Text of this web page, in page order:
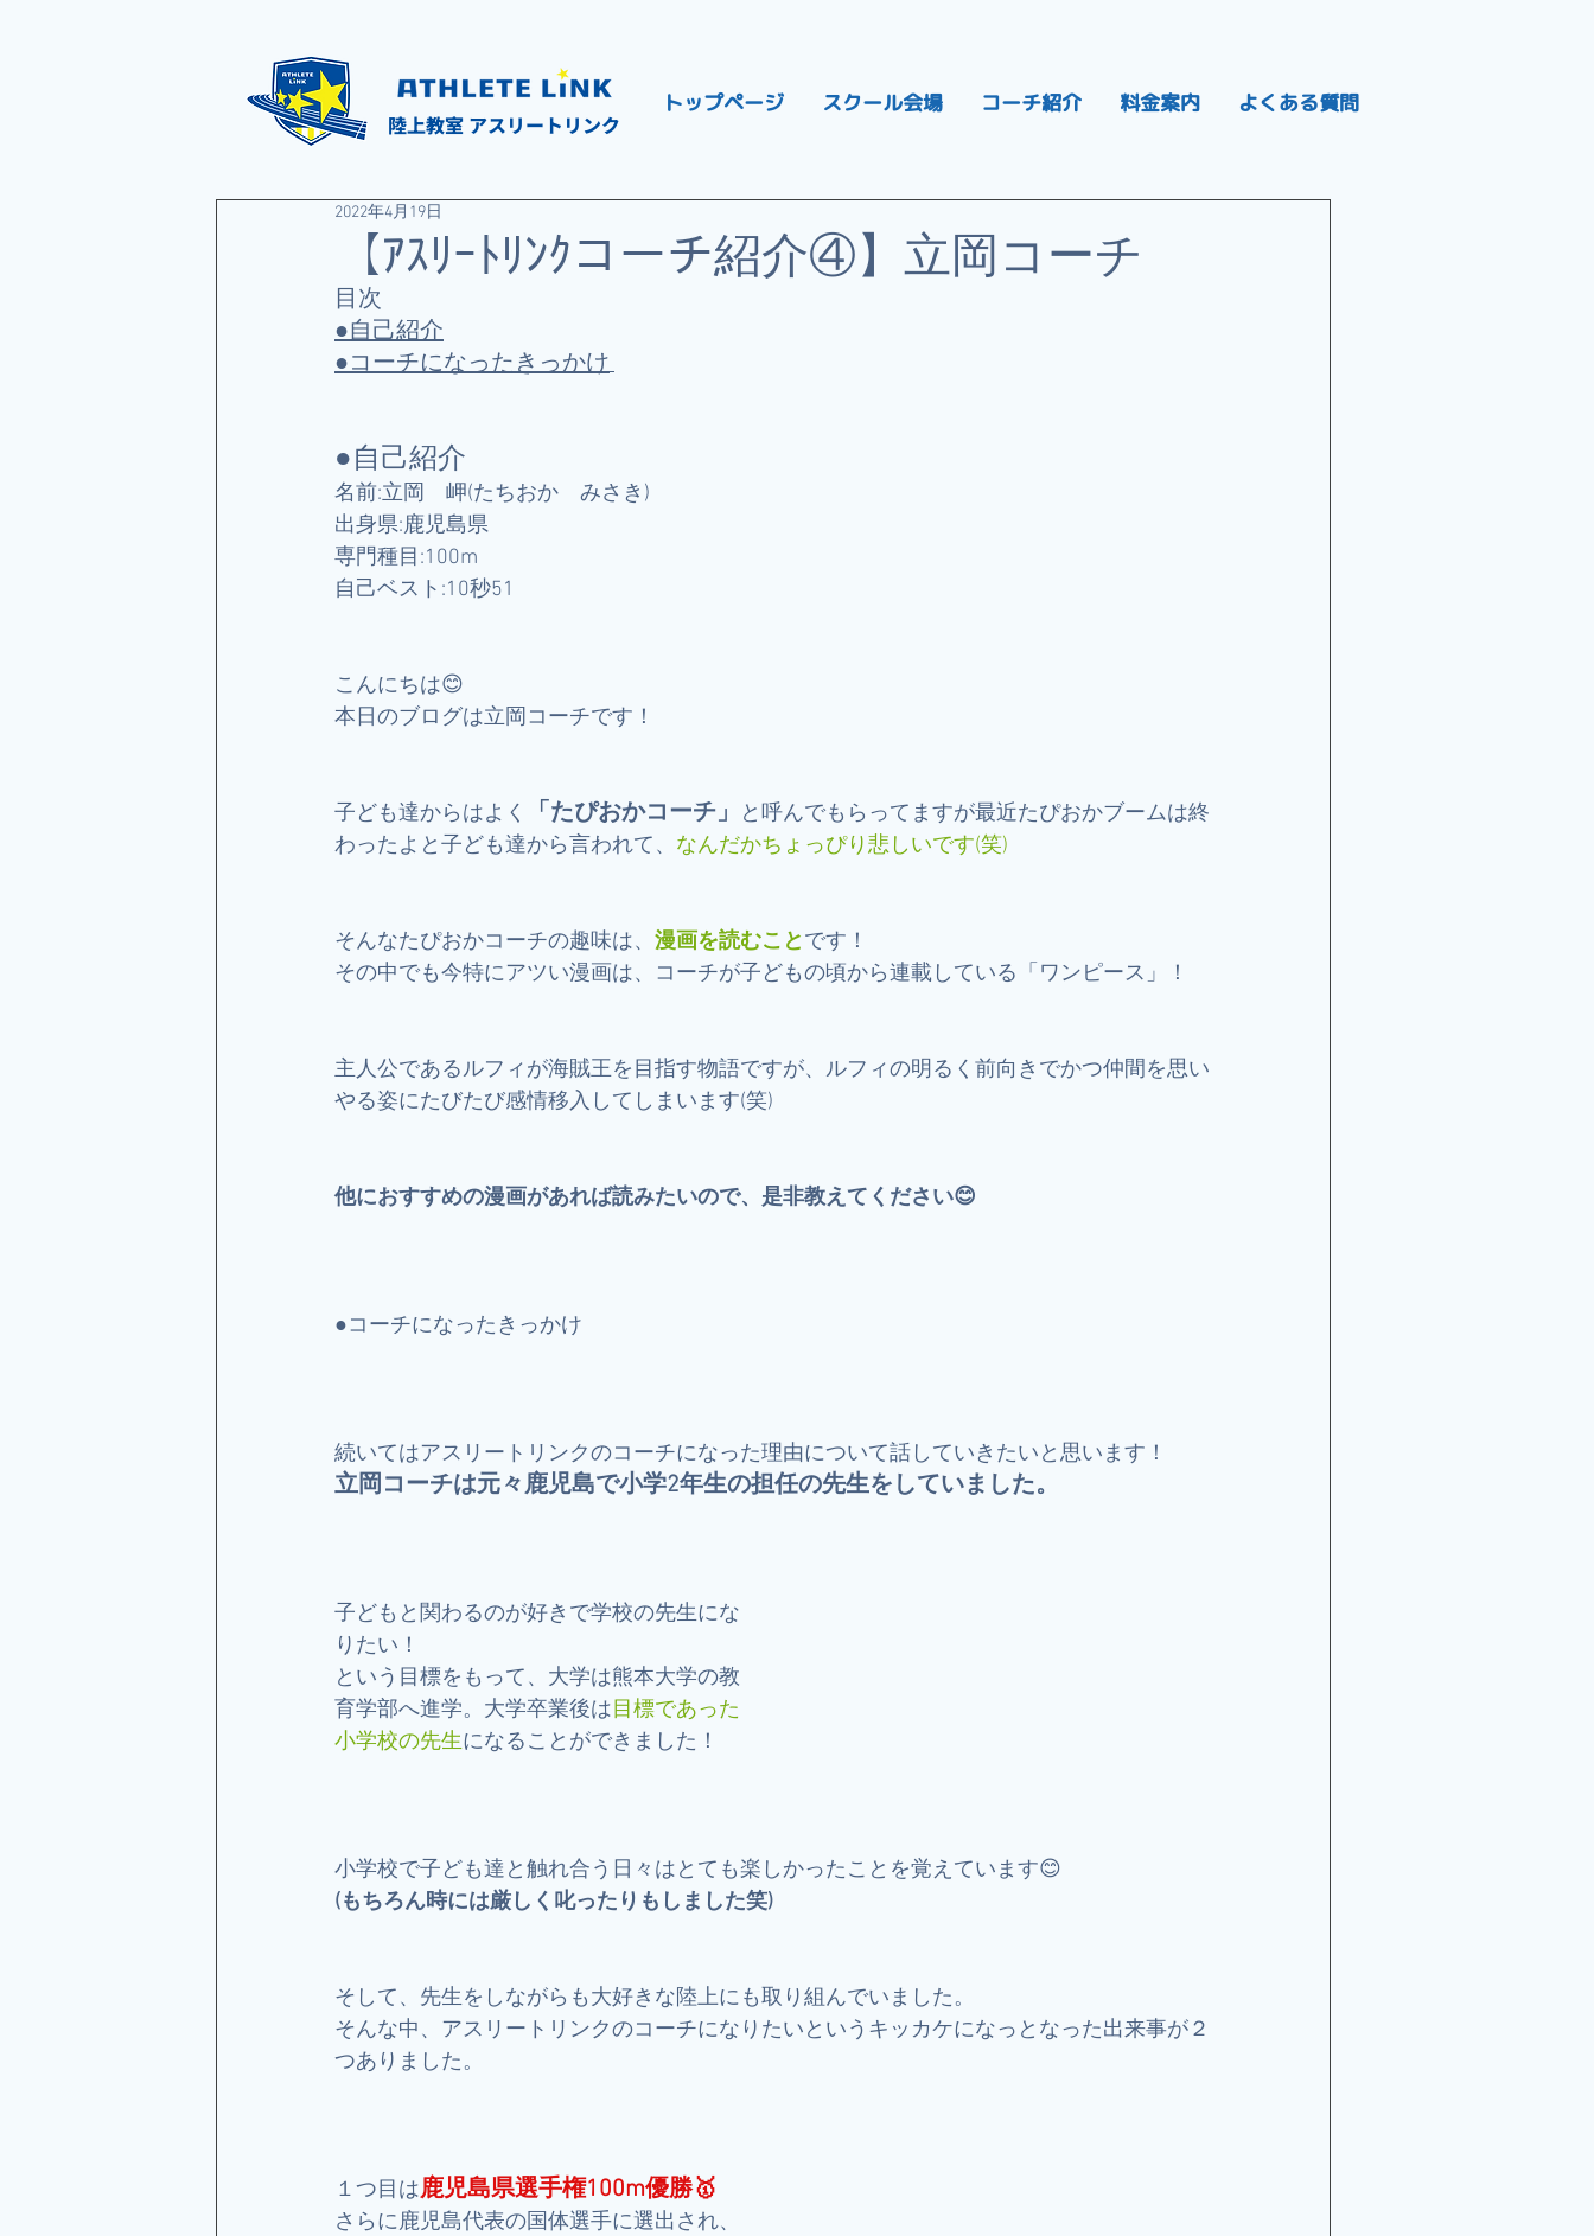
トップページ スクール会場 コーチ紹介 料金案内 よくある質問
陸上教室 アスリートリンク
【ｱｽﾘｰﾄﾘﾝｸコーチ紹介④】立岡コーチ
2022年4月19日
目次
●自己紹介
●コーチになったきっかけ
●自己紹介
名前:立岡　岬(たちおか　みさき)
出身県:鹿児島県
専門種目:100m
自己ベスト:10秒51
こんにちは😊
本日のブログは立岡コーチです！
子ども達からはよく 「たぴおかコーチ」
と呼んでもらってますが最近たぴおかブームは終
わったよと子ども達から言われて、 なんだかちょっぴり悲しいです(笑)
そんなたぴおかコーチの趣味は、 漫画を読むことです！
その中でも今特にアツい漫画は、コーチが子どもの頃から連載している「ワンピース」！
主人公であるルフィが海賊王を目指す物語ですが、ルフィの明るく前向きでかつ仲間を思い
やる姿にたびたび感情移入してしまいます(笑)
他におすすめの漫画があれば読みたいので、是非教えてください😊
●コーチになったきっかけ
続いてはアスリートリンクのコーチになった理由について話していきたいと思います！
立岡コーチは元々鹿児島で小学2年生の担任の先生をしていました。
子どもと関わるのが好きで学校の先生にな
りたい！
という目標をもって、大学は熊本大学の教
育学部へ進学。大学卒業後は目標であった
小学校の先生になることができました！
小学校で子ども達と触れ合う日々はとても楽しかったことを覚えています😊
(もちろん時には厳しく叱ったりもしました笑)
そして、先生をしながらも大好きな陸上にも取り組んでいました。
そんな中、アスリートリンクのコーチになりたいというキッカケになっとなった出来事が２
つありました。
１つ目は鹿児島県選手権100m優勝🥇
さらに鹿児島代表の国体選手に選出され、